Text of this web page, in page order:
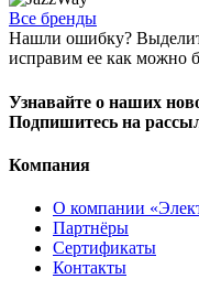
Все бренды
Нашли ошибку?
исправим ее как можно
Узнавайте о наших
Подпишитесь на
Компания
О компании
Партнёры
Сертификаты
Контакты